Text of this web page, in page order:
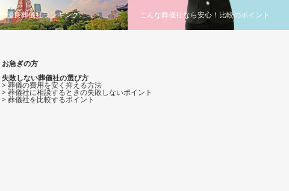
優良葬儀社ランキング こんな葬儀社なら安心！比較のポイント
お急ぎの方
失敗しない葬儀社の選び方
> 葬儀の費用を安く抑える方法
> 葬儀社に相談するときの失敗しないポイント
> 葬儀社を比較するポイント